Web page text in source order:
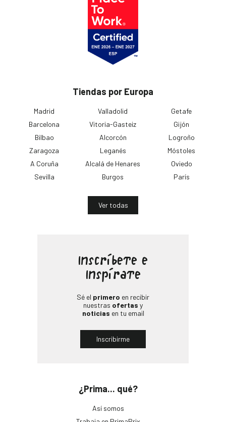
Tiendas por Europa
Madrid
Barcelona
Bilbao
Zaragoza
A Coruña
Sevilla
Valladolid
Vitoria-Gasteiz
Alcorcón
Leganés
Alcalá de Henares
Burgos
Getafe
Gijón
Logroño
Móstoles
Oviedo
París
Ver todas
¿Prima... qué?
Así somos
Inscríbete e
Inspírate
Sé el primero en recibir
nuestras ofertas y
noticias en tu email
Inscribirme